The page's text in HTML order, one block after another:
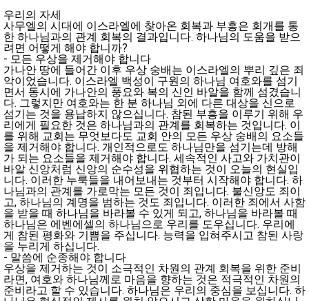
우리의 자세
사무엘의 시대에 이스라엘에 찾아온 회복과 부흥은 회개를 통
한 하나님과의 관계 회복의 결과입니다. 하나님의 도움을 받으
려면 어떻게 해야 합니까?
- 모든 우상을 제거해야 합니다
가나안 땅에 들어간 이후 우상 숭배는 이스라엘의 뿌리 깊은 죄
악이었습니다. 이스라엘 백성이 구원의 하나님 여호와를 섬기
면서 동시에 가나안의 풍요와 복의 신인 바알을 함께 섬겼습니
다. 그렇지만 여호와는 한 분 하나님 외에 다른 대상을 신으로
섬기는 것을 용납하지 않으십니다. 참된 부흥을 이루기 위해 우
리에게 필요한 것은 하나님과의 관계를 회복하는 것입니다. 이
를 위해 교회는 무엇보다도 교회 안의 모든 우상 숭배의 요소들
을 제거해야 합니다. 개인적으로도 하나님만을 섬기는데 방해
가 되는 요소들을 제거해야 합니다. 세속적인 사고와 가치관이
바알 신앙처럼 신앙의 순수성을 위협하는 것이 오늘의 현실입
니다. 이러한 누룩들을 내어보내는 것부터 시작해야 합니다. 하
나님과의 관계를 가로막는 모든 것이 죄입니다. 불신앙도 죄이
고, 하나님의 계명을 범하는 것도 죄입니다. 이러한 죄에서 사함
을 받을 때 하나님을 바라볼 수 있게 되고, 하나님을 바라볼 때
하나님은 에벤에셀의 하나님으로 우리를 도우십니다. 우리에
게 참된 평화와 기쁨을 주십니다. 능력을 입혀주시고 참된 사랑
을 누리게 하십니다.
- 말씀에 순종해야 합니다
우상을 제거하는 것이 소극적인 차원의 관계 회복을 위한 준비
라면, 여호와 하나님께로 마음을 향하는 것은 적극적인 차원의
준비라고 할 수 있습니다. 하나님은 우리의 중심을 보십니다. 하